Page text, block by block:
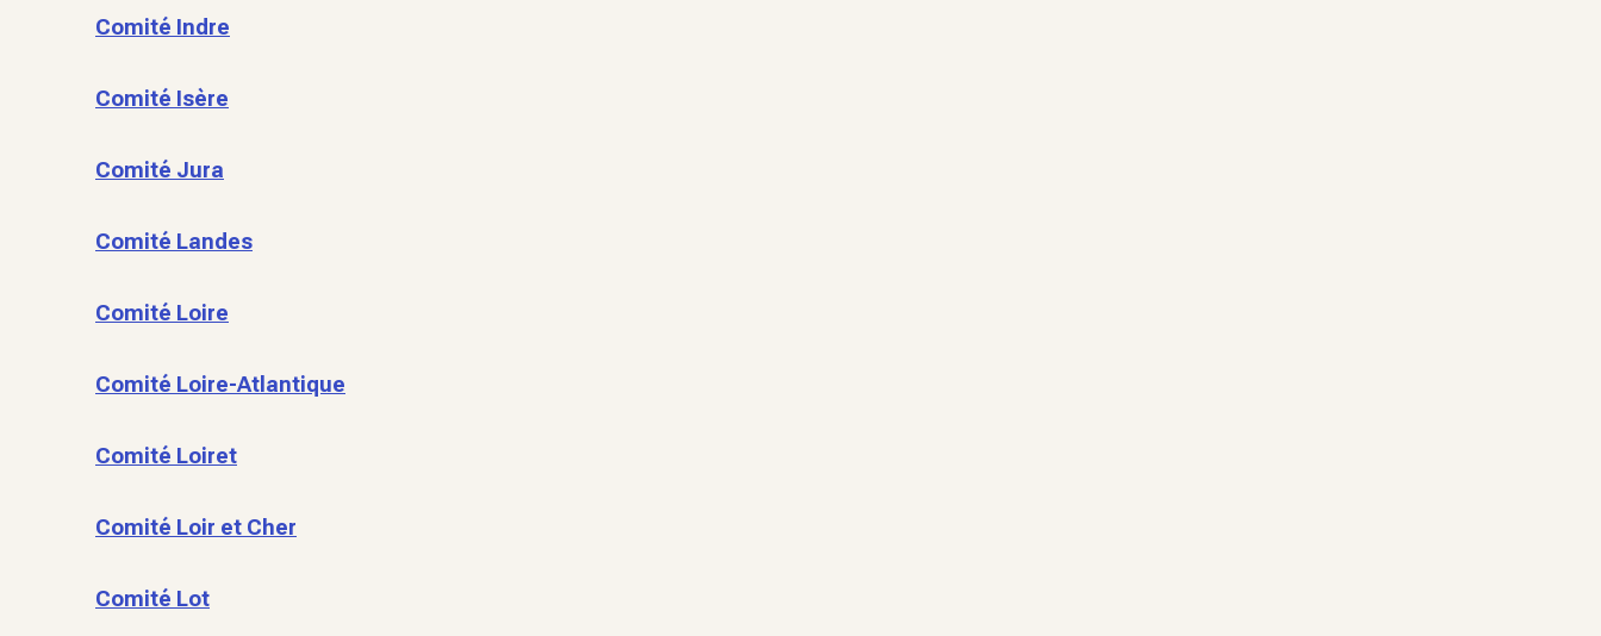
Comité Indre
Comité Isère
Comité Jura
Comité Landes
Comité Loire
Comité Loire-Atlantique
Comité Loiret
Comité Loir et Cher
Comité Lot